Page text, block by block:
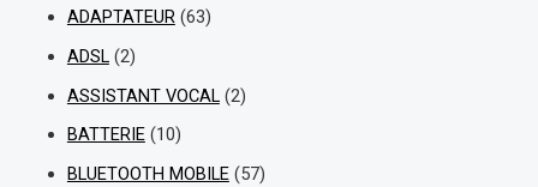
ADAPTATEUR (63)
ADSL (2)
ASSISTANT VOCAL (2)
BATTERIE (10)
BLUETOOTH MOBILE (57)